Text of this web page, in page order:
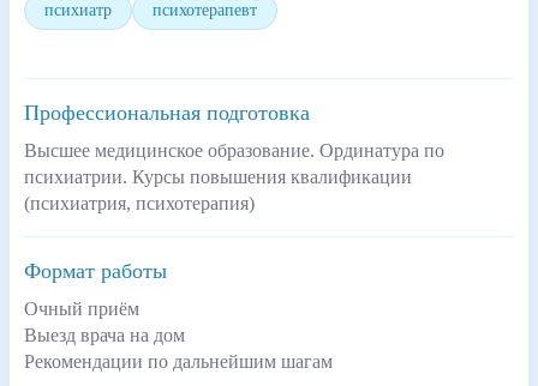
психиатр психотерапевт
Профессиональная подготовка
Высшее медицинское образование. Ординатура по
психиатрии. Курсы повышения квалификации
(психиатрия, психотерапия)
Формат работы
Очный приём
Выезд врача на дом
Рекомендации по дальнейшим шагам